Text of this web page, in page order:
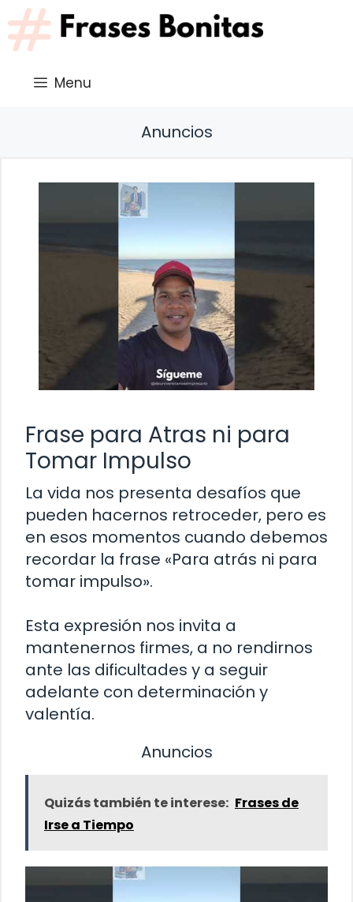
Saltar
al
contenido
Menu
Anuncios
Frase para Atras ni para
Tomar Impulso
La vida nos presenta desafíos que
pueden hacernos retroceder, pero es
en esos momentos cuando debemos
recordar la frase «Para atrás ni para
tomar impulso».
Esta expresión nos invita a
mantenernos firmes, a no rendirnos
ante las dificultades y a seguir
adelante con determinación y
valentía.
Anuncios
Quizás también te interese: Frases de
Irse a Tiempo